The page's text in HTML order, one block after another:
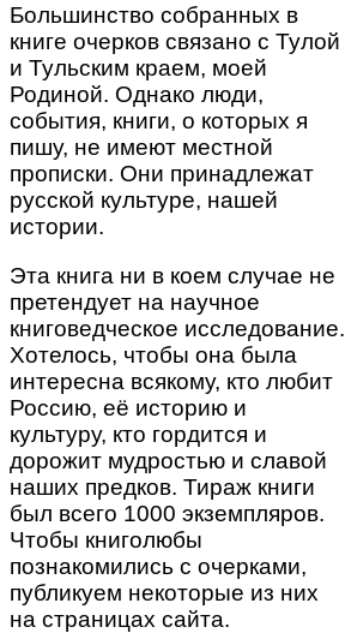
Большинство собранных в
книге очерков связано с Тулой
и Тульским краем, моей
Родиной. Однако люди,
события, книги, о которых я
пишу, не имеют местной
прописки. Они принадлежат
русской культуре, нашей
истории.
Эта книга ни в коем случае не
претендует на научное
книговедческое исследование.
Хотелось, чтобы она была
интересна всякому, кто любит
Россию, её историю и
культуру, кто гордится и
дорожит мудростью и славой
наших предков. Тираж книги
был всего 1000 экземпляров.
Чтобы книголюбы
познакомились с очерками,
публикуем некоторые из них
на страницах сайта.